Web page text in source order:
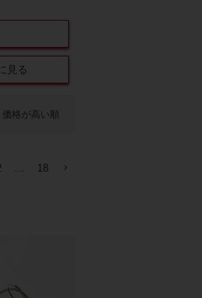
見る
価格が高い順
… 18